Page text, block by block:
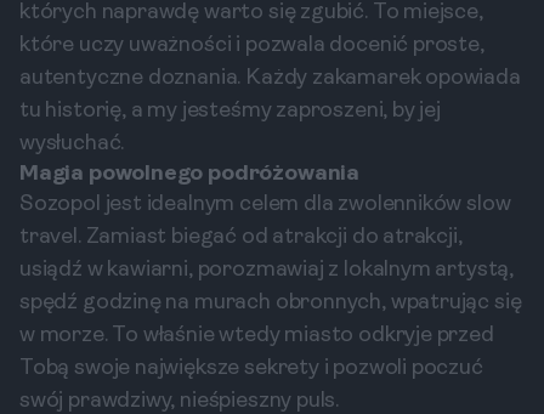
których naprawdę warto się zgubić. To miejsce,
które uczy uważności i pozwala docenić proste,
autentyczne doznania. Każdy zakamarek opowiada
tu historię, a my jesteśmy zaproszeni, by jej
wysłuchać.
Magia powolnego podróżowania
Sozopol jest idealnym celem dla zwolenników slow
travel. Zamiast biegać od atrakcji do atrakcji,
usiądź w kawiarni, porozmawiaj z lokalnym artystą,
spędź godzinę na murach obronnych, wpatrując się
w morze. To właśnie wtedy miasto odkryje przed
Tobą swoje największe sekrety i pozwoli poczuć
swój prawdziwy, nieśpieszny puls.